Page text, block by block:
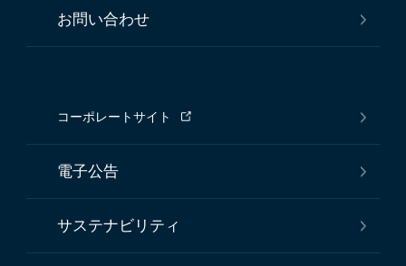
お問い合わせ
コーポレートサイト
電子公告
サステナビリティ